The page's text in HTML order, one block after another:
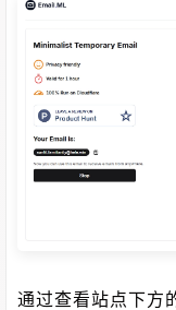
通过查看站点下方